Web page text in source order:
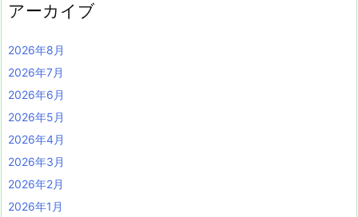
アーカイブ
2026年8月
2026年7月
2026年6月
2026年5月
2026年4月
2026年3月
2026年2月
2026年1月